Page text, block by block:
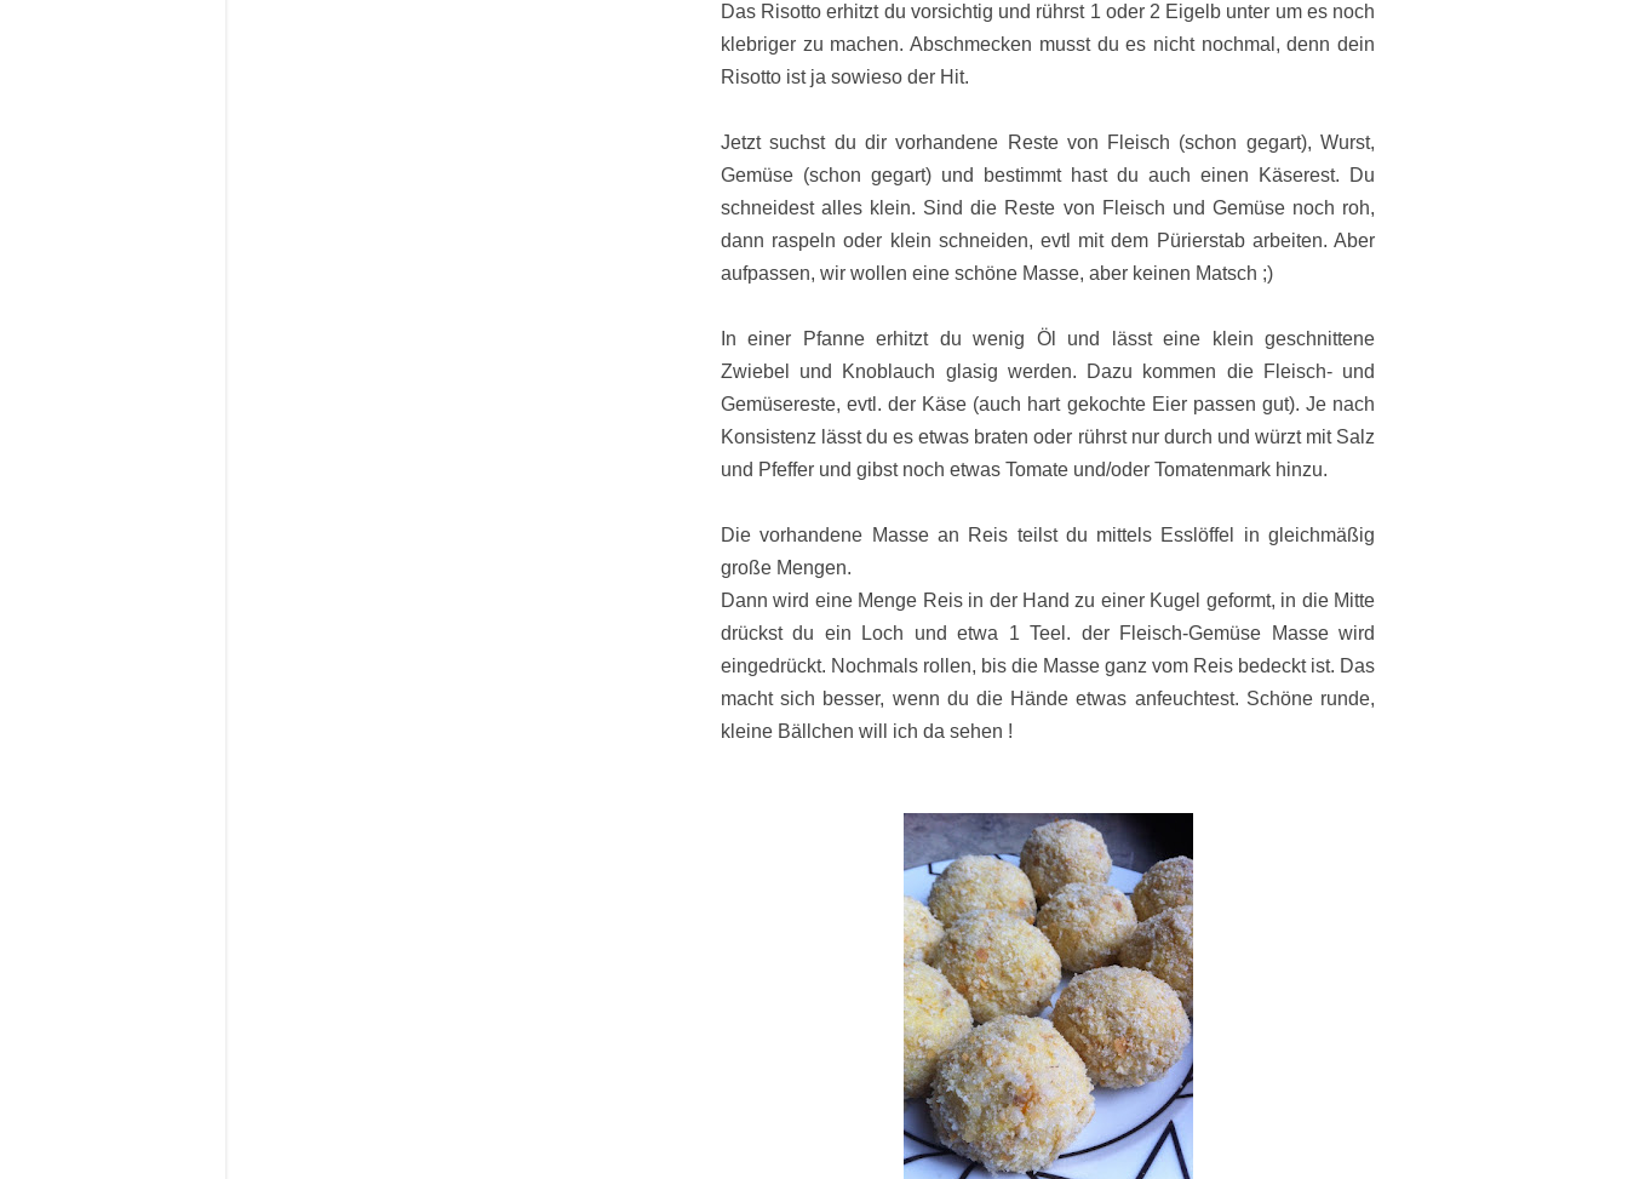
Das Risotto erhitzt du vorsichtig und rührst 1 oder 2 Eigelb unter um es noch
klebriger zu machen. Abschmecken musst du es nicht nochmal, denn dein
Risotto ist ja sowieso der Hit.
Jetzt suchst du dir vorhandene Reste von Fleisch (schon gegart), Wurst,
Gemüse (schon gegart) und bestimmt hast du auch einen Käserest. Du
schneidest alles klein. Sind die Reste von Fleisch und Gemüse noch roh,
dann raspeln oder klein schneiden, evtl mit dem Pürierstab arbeiten. Aber
aufpassen, wir wollen eine schöne Masse, aber keinen Matsch ;)
In einer Pfanne erhitzt du wenig Öl und lässt eine klein geschnittene
Zwiebel und Knoblauch glasig werden. Dazu kommen die Fleisch- und
Gemüsereste, evtl. der Käse (auch hart gekochte Eier passen gut). Je nach
Konsistenz lässt du es etwas braten oder rührst nur durch und würzt mit Salz
und Pfeffer und gibst noch etwas Tomate und/oder Tomatenmark hinzu.
Die vorhandene Masse an Reis teilst du mittels Esslöffel in gleichmäßig
große Mengen.
Dann wird eine Menge Reis in der Hand zu einer Kugel geformt, in die Mitte
drückst du ein Loch und etwa 1 Teel. der Fleisch-Gemüse Masse wird
eingedrückt. Nochmals rollen, bis die Masse ganz vom Reis bedeckt ist. Das
macht sich besser, wenn du die Hände etwas anfeuchtest. Schöne runde,
kleine Bällchen will ich da sehen !